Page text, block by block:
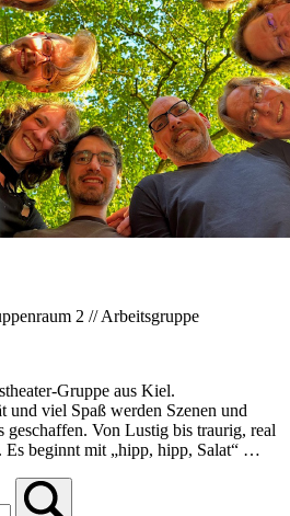
2 //Arbeitsgruppe
Gruppe aus Kiel.
viel Spaß werden Szenen und
geschaffen. Von Lustig bis traurig, real
Es beginnt mit „hipp, hipp, Salat“ …